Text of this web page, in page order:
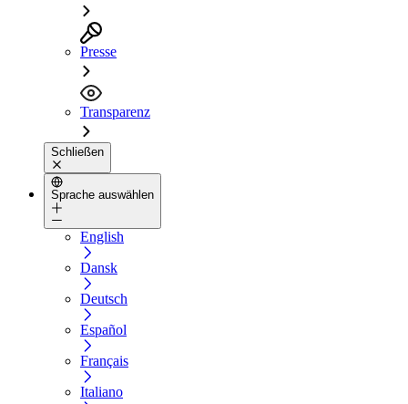
Presse
Transparenz
Schließen
Sprache auswählen
English
Dansk
Deutsch
Español
Français
Italiano